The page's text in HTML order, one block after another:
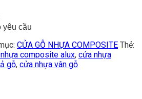
yêu cầu
CỬA GỖ NHỰA COMPOSITE Thẻ:
composite alux, cửa nhựa
gỗ, cửa nhựa vân gỗ